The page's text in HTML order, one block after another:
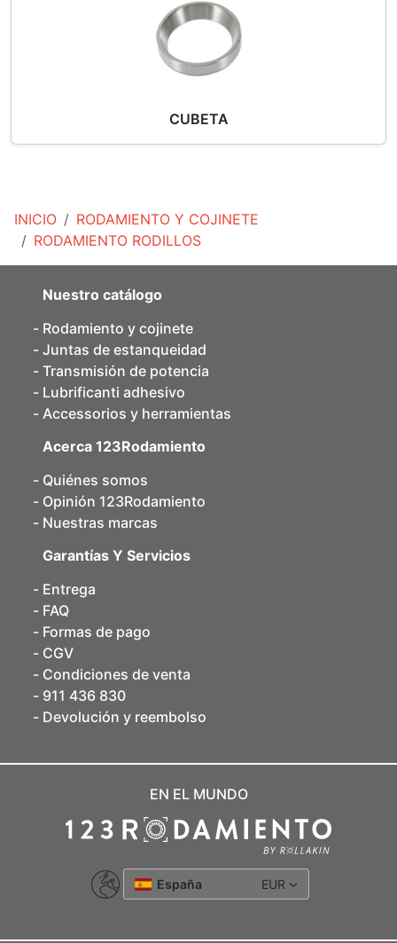
INICIO
RODAMIENTO Y COJINETE
RODAMIENTO RODILLOS
CUBETA
Nuestro catálogo
Rodamiento y cojinete
Juntas de estanqueidad
Transmisión de potencia
Lubrificanti adhesivo
Accessorios y herramientas
Acerca 123Rodamiento
Quiénes somos
Opinión 123Rodamiento
Nuestras marcas
Garantías Y Servicios
Entrega
FAQ
Formas de pago
CGV
Condiciones de venta
911 436 830
Devolución y reembolso
EN EL MUNDO
España EUR